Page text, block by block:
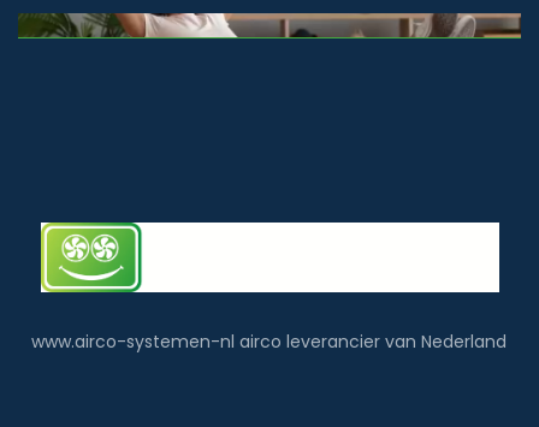
www.airco-systemen-nl airco leverancier van Nederland